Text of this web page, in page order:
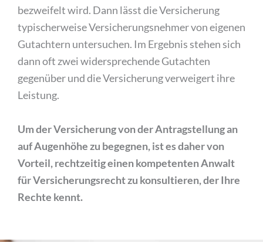
bezweifelt wird. Dann lässt die Versicherung
typischerweise Versicherungsnehmer von eigenen
Gutachtern untersuchen. Im Ergebnis stehen sich
dann oft zwei widersprechende Gutachten
gegenüber und die Versicherung verweigert ihre
Leistung.
Um der Versicherung von der Antragstellung an
auf Augenhöhe zu begegnen, ist es daher von
Vorteil, rechtzeitig einen kompetenten Anwalt
für Versicherungsrecht zu konsultieren, der Ihre
Rechte kennt.